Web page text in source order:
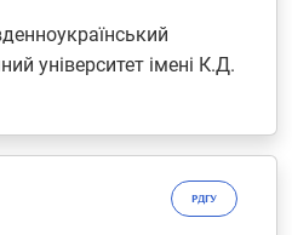
університет імені К.Д.
РДГУ